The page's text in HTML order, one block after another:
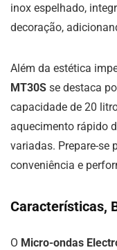
inox espelhado,
decoração,
Além da estética
MT30S se destaca
capacidade de 20
aquecimento rápido
variadas. Prepare-se
conveniência e
Características,
O Micro-ondas